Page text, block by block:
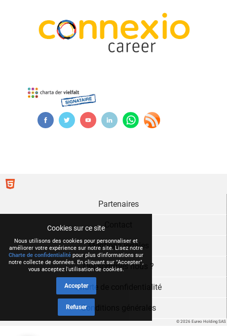
Cookies sur ce site
Nous utilisons des cookies pour personnaliser et
améliorer votre expérience sur notre site. Lisez notre
Charte de confidentialité pour plus d'informations sur
notre collecte de données. En cliquant sur "Accepter",
vous acceptez l'utilisation de cookies.
Accepter
Refuser
© 2026 Eureo Holding SAS
Partenaires
Contact
Mentions légales
Qui sommes nous ?
Charte de confidentialité
Conditions générales